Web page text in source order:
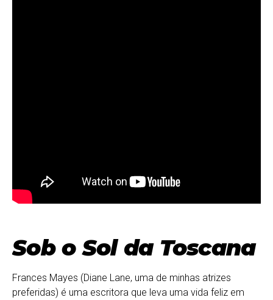
Sob o Sol da Toscana
Frances Mayes (Diane Lane, uma de minhas atrizes
preferidas) é uma escritora que leva uma vida feliz em